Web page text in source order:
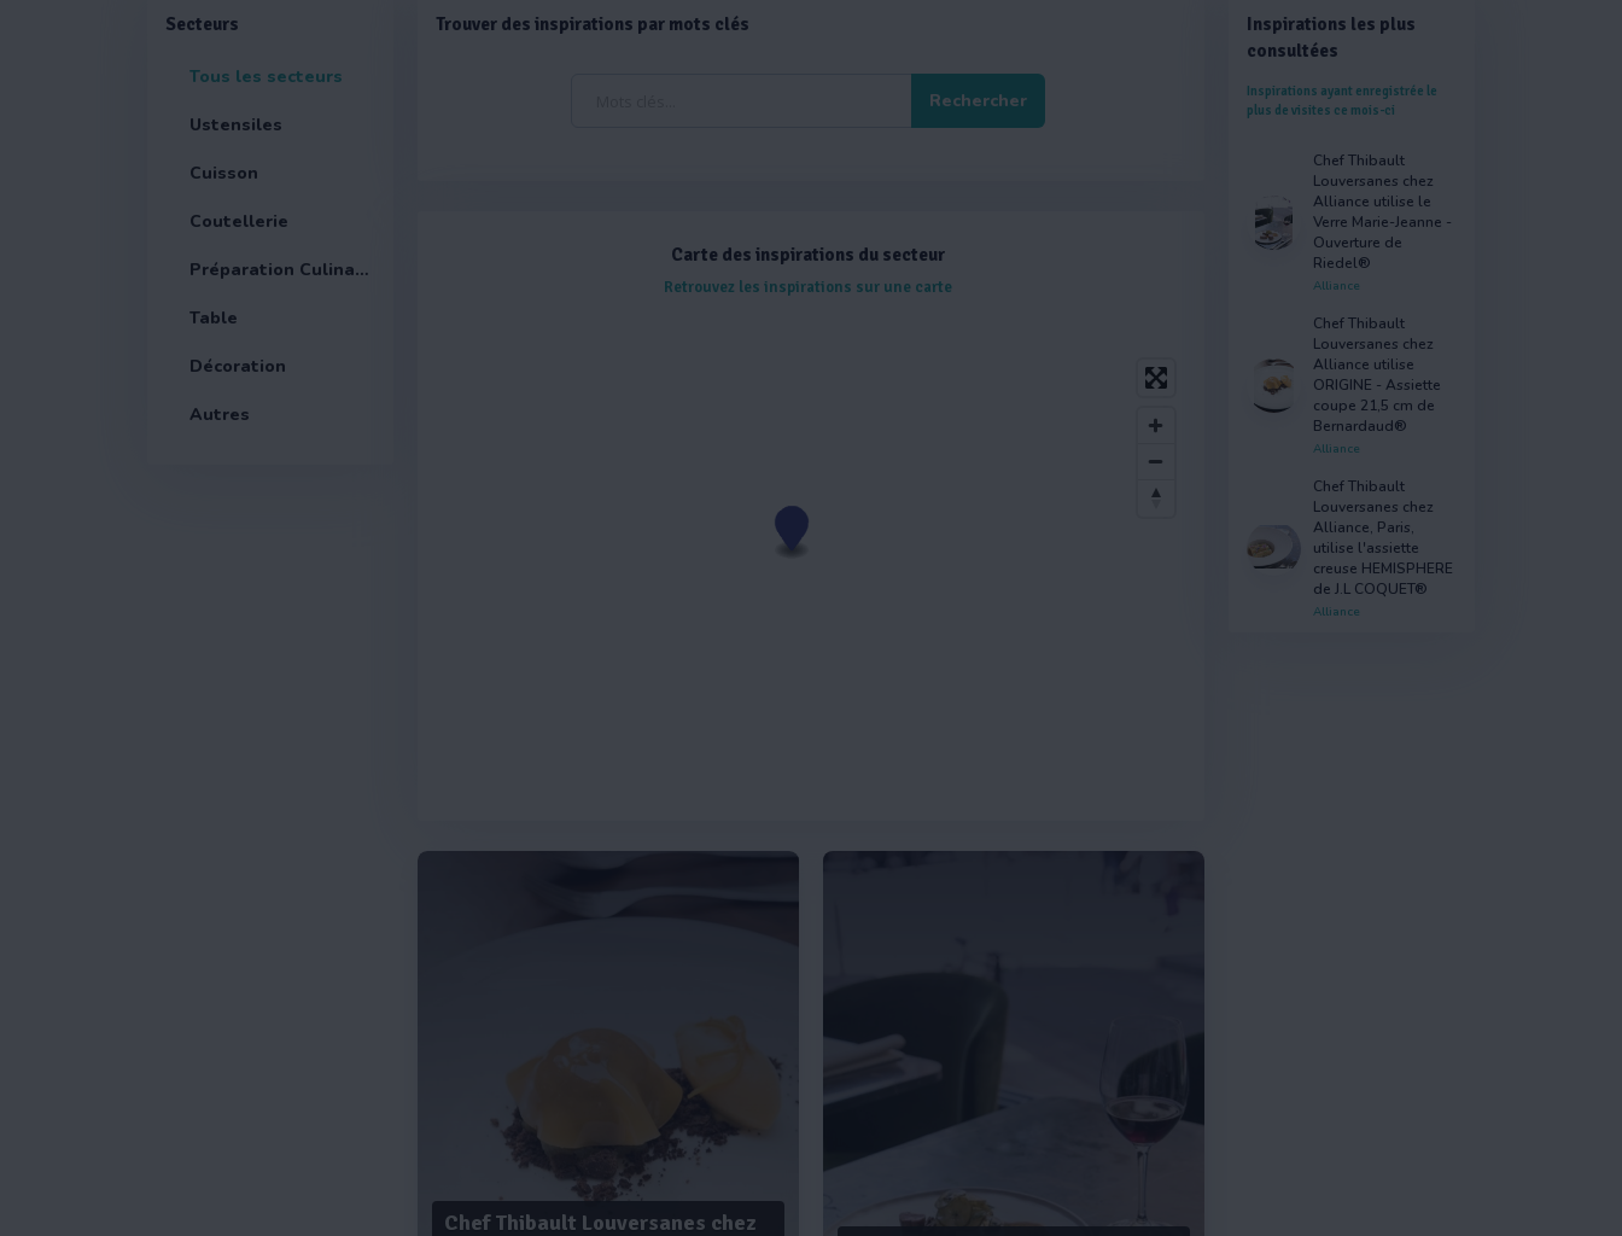
Secteurs
Tous les secteurs
Ustensiles
Cuisson
Coutellerie
Préparation Culinaire
Table
Décoration
Autres
Trouver des inspirations par mots clés
Carte des inspirations du secteur
Retrouvez les inspirations sur une carte
Chef Thibault Louversanes chez
Inspirations les plus
consultées
Inspirations ayant enregistrée le
plus de visites ce mois-ci
Chef Thibault
Louversanes chez
Alliance utilise le
Verre Marie-Jeanne -
Ouverture de
Riedel®
Alliance
Chef Thibault
Louversanes chez
Alliance utilise
ORIGINE - Assiette
coupe 21,5 cm de
Bernardaud®
Alliance
Chef Thibault
Louversanes chez
Alliance, Paris,
utilise l'assiette
creuse HEMISPHERE
de J.L COQUET®
Alliance